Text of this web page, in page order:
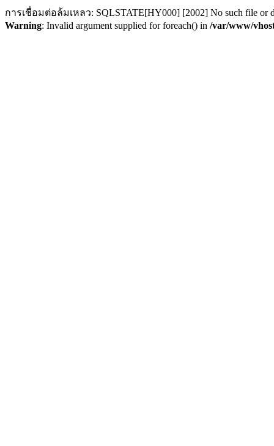
การเชื่อมต่อล้มเหลว: SQLSTATE[HY000] [2002] No such file or
Warning: Invalid argument supplied for foreach() in /var/www/